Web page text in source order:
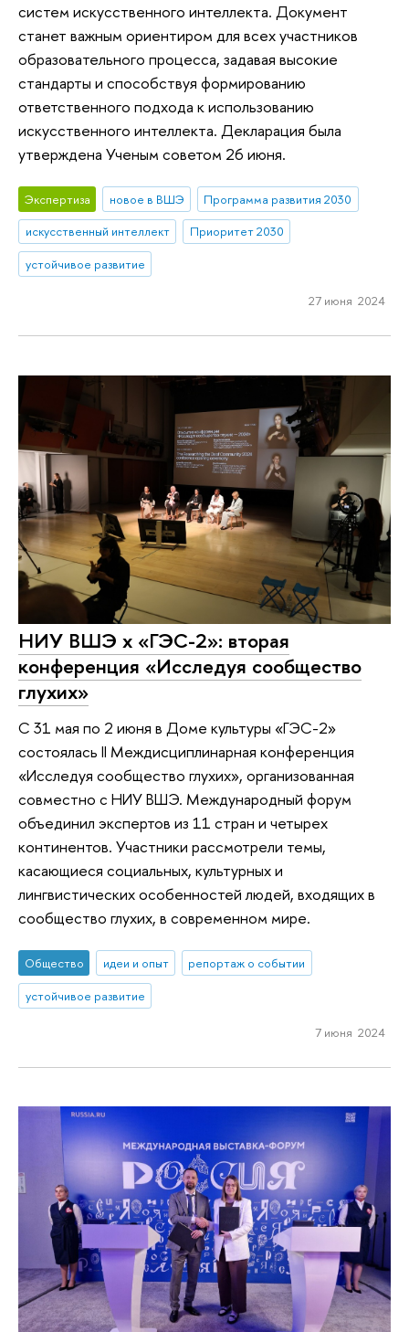
систем искусственного интеллекта. Документ
станет важным ориентиром для всех участников
образовательного процесса, задавая высокие
стандарты и способствуя формированию
ответственного подхода к использованию
искусственного интеллекта. Декларация была
утверждена Ученым советом 26 июня.
Экспертиза новое в ВШЭ
Программа развития 2030
искусственный интеллект
Приоритет 2030
устойчивое развитие
27 июня 2024
НИУ ВШЭ х «ГЭС-2»: вторая
конференция «Исследуя сообщество
глухих»
С 31 мая по 2 июня в Доме культуры «ГЭС-2»
состоялась II Междисциплинарная конференция
«Исследуя сообщество глухих», организованная
совместно с НИУ ВШЭ. Международный форум
объединил экспертов из 11 стран и четырех
континентов. Участники рассмотрели темы,
касающиеся социальных, культурных и
лингвистических особенностей людей, входящих в
сообщество глухих, в современном мире.
Общество идеи и опыт
репортаж о событии
устойчивое развитие
7 июня 2024